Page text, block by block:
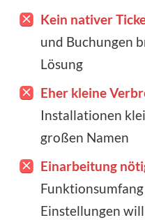
Kein nativer
und Buchungen
Lösung
Eher kleine
Installationen
großen Namen
Einarbeitung
Einstellungen